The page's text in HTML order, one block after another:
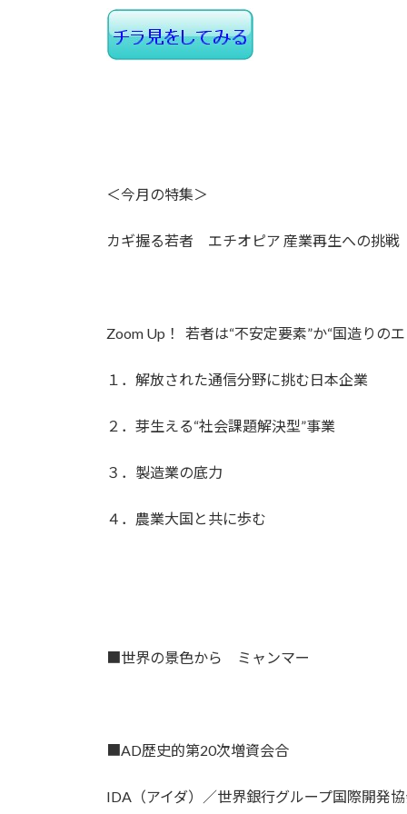
＜今月の特集＞
カギ握る若者 エチオピア 産業再生への挑戦
Zoom Up！ 若者は“不安定要素”か“国造りの
１．解放された通信分野に挑む日本企業
２．芽生える“社会課題解決型”事業
３．製造業の底力
４．農業大国と共に歩む
■世界の景色から ミャンマー
■AD歴史的第20次増資会合
IDA（アイダ）／世界銀行グループ国際開発